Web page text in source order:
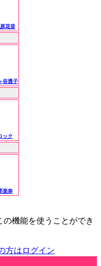
花音
谷透子
ック
楽奈
機能を使うことができ
方はログイン